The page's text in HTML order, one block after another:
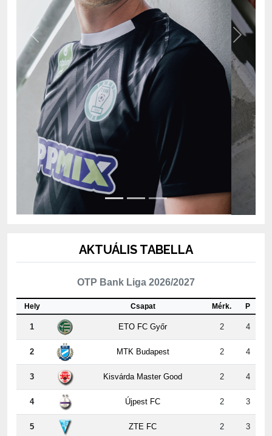
Previous Next
OTP Bank Liga 2026/2027
Csapat
1 ETO FC Győr 2 4
2 MTK Budapest 2 4
3 Kisvárda Master Good 2 4
4 Újpest FC 2 3
5 ZTE FC 2 3
6 Puskás Akadémia FC 2 3